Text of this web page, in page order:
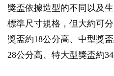
獎盃依據造型的不同以及
標準尺寸規格，但大約可
獎盃約18公分高、中型獎
28公分高、特大型獎盃約34